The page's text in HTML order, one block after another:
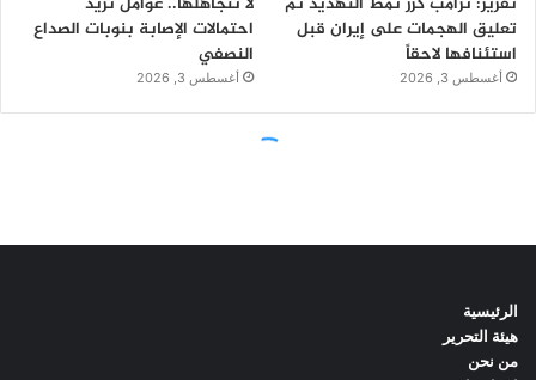
الرئيسية
هيئة التحرير
من نحن